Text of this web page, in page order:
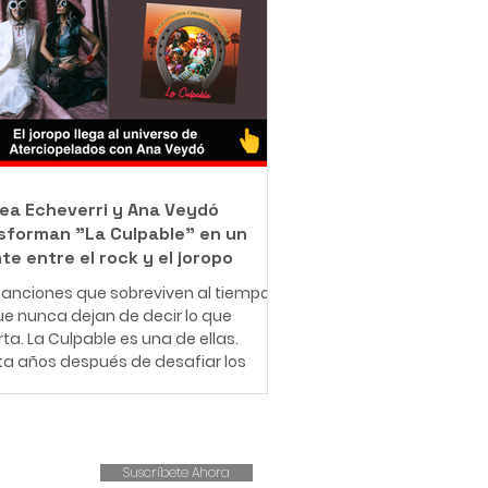
como barrendero en las calles de
con una misión que resume en
"Bendecido para bendecir".
muy pequeño, Leonardo entendió
significa enfrentar dificultades
Creció en una familia de
r
Echeverri y Ana Veydó
"La Culpable" en un
entre el rock y el joropo
que sobreviven al tiempo
nunca dejan de decir lo que
La Culpable es una de ellas.
años después de desafiar los
por la voz indómita de Ana
Suscríbete Ahora